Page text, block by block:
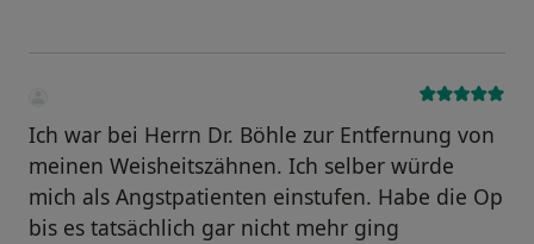
Ich war bei Herrn Dr. Böhle zur Entfernung von
meinen Weisheitszähnen. Ich selber würde
mich als Angstpatienten einstufen. Habe die Op
bis es tatsächlich gar nicht mehr ging